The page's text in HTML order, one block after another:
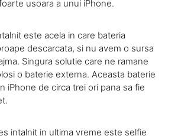
usoara a unui iPhone.
este acela in care bateria
descarcata, si nu avem o sursa
Singura solutie care ne ramane
o baterie externa. Aceasta baterie
iPhone de circa trei ori pana sa fie
intalnit in ultima vreme este selfie